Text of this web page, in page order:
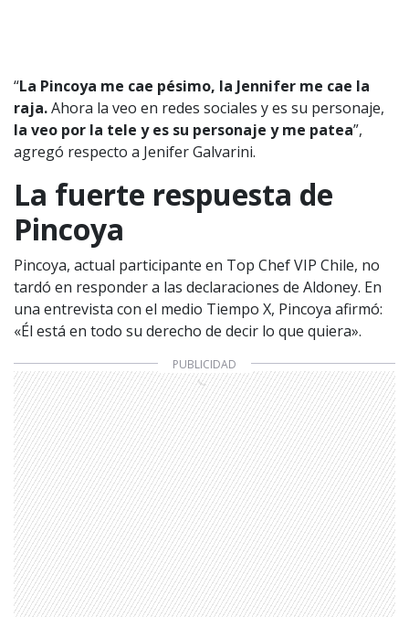
“La Pincoya me cae pésimo, la Jennifer me cae la
raja.Ahora la veo en redes sociales y es su personaje,
la veo por la tele y es su personaje y me patea”,
agregó respecto a Jenifer Galvarini.
La fuerte respuesta de
Pincoya
Pincoya, actual participante en Top Chef VIP Chile, no
tardó en responder a las declaraciones de Aldoney. En
una entrevista con el medio Tiempo X, Pincoya afirmó:
«Él está en todo su derecho de decir lo que quiera».